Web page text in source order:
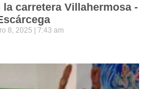
carretera Villahermosa -
8, 2025 7:43 am